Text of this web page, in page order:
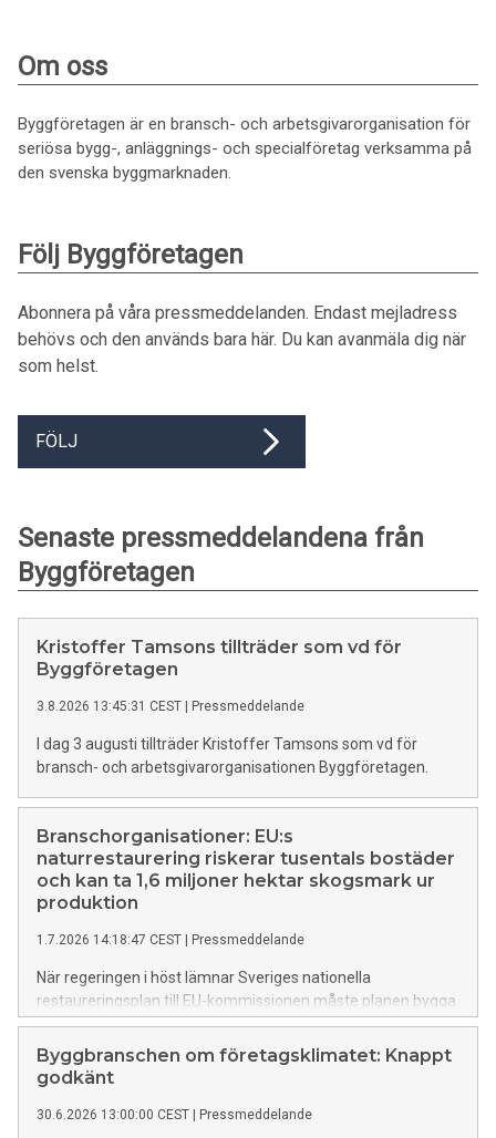
Om oss
Byggföretagen är en bransch- och arbetsgivarorganisation för
seriösa bygg-, anläggnings- och specialföretag verksamma på
den svenska byggmarknaden.
Följ Byggföretagen
Abonnera på våra pressmeddelanden. Endast mejladress
behövs och den används bara här. Du kan avanmäla dig när
som helst.
FÖLJ
Senaste pressmeddelandena från
Byggföretagen
Kristoffer Tamsons tillträder som vd för
Byggföretagen
3.8.2026 13:45:31 CEST Pressmeddelande
I dag 3 augusti tillträder Kristoffer Tamsons som vd för
bransch- och arbetsgivarorganisationen Byggföretagen.
Branschorganisationer: EU:s
naturrestaurering riskerar tusentals bostäder
och kan ta 1,6 miljoner hektar skogsmark ur
produktion
1.7.2026 14:18:47 CEST Pressmeddelande
När regeringen i höst lämnar Sveriges nationella
restaureringsplan till EU-kommissionen måste planen bygga
på väl underbyggda konsekvensanalyser. Förslagen som
svenska myndigheter presenterat saknar i dag en tillräcklig
analys av hur olika åtgärder påverkar tillväxten i våra
Byggföretagen, Skogsindustrierna och Svemin på Dagens
Byggbranschen om företagsklimatet: Knappt
godkänt
30.6.2026 13:00:00 CEST Pressmeddelande